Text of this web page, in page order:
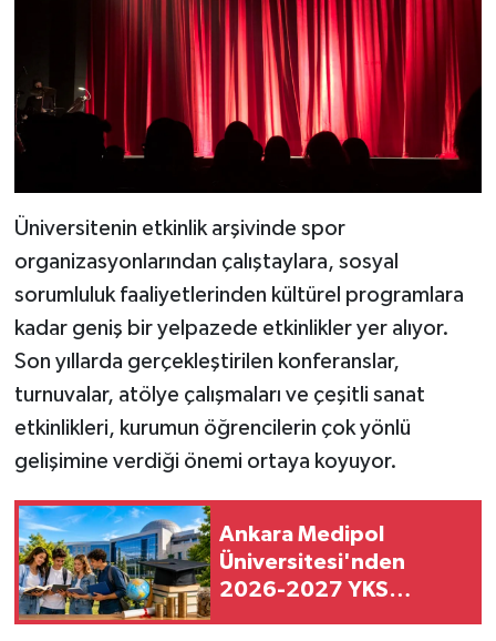
Üniversitenin etkinlik arşivinde spor
organizasyonlarından çalıştaylara, sosyal
sorumluluk faaliyetlerinden kültürel programlara
kadar geniş bir yelpazede etkinlikler yer alıyor.
Son yıllarda gerçekleştirilen konferanslar,
turnuvalar, atölye çalışmaları ve çeşitli sanat
etkinlikleri, kurumun öğrencilerin çok yönlü
gelişimine verdiği önemi ortaya koyuyor.
Ankara Medipol
Üniversitesi'nden
2026-2027 YKS